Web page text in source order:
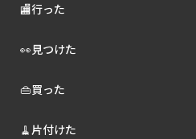
🏬行った
👀見つけた
👜買った
🧹片付けた